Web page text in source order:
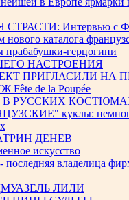
Интервью с
нового каталога
прабабушки-герцогини
НАСТРОЕНИЯ
ПРИГЛАСИЛИ НА
de la Poupée
В РУССКИХ
куклы:
ДЕНЕВ
искусство
последняя владелица
ЛИЛИ